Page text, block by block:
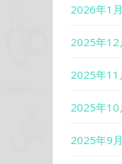
2026年1月
2025年12
2025年11
2025年10
2025年9月